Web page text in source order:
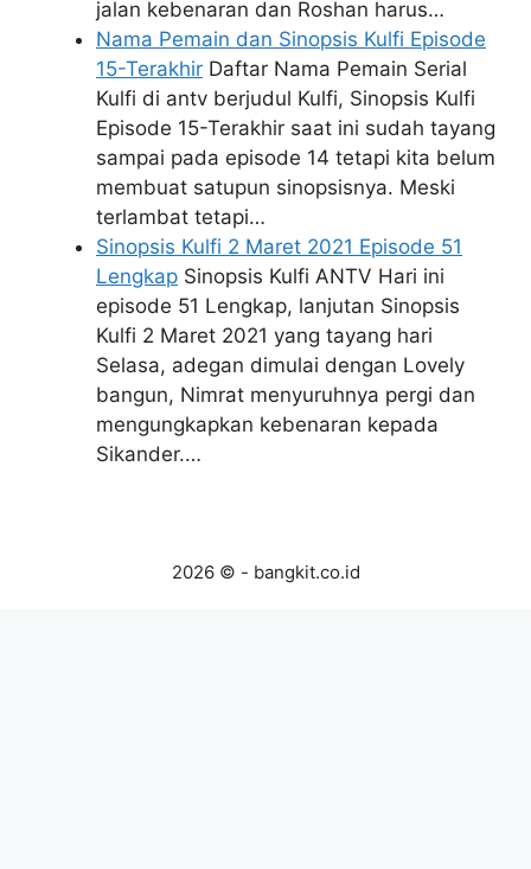
jalan kebenaran dan Roshan harus…
Nama Pemain dan Sinopsis Kulfi Episode
15-Terakhir Daftar Nama Pemain Serial
Kulfi di antv berjudul Kulfi, Sinopsis Kulfi
Episode 15-Terakhir saat ini sudah tayang
sampai pada episode 14 tetapi kita belum
membuat satupun sinopsisnya. Meski
terlambat tetapi…
Sinopsis Kulfi 2 Maret 2021 Episode 51
Lengkap Sinopsis Kulfi ANTV Hari ini
episode 51 Lengkap, lanjutan Sinopsis
Kulfi 2 Maret 2021 yang tayang hari
Selasa, adegan dimulai dengan Lovely
bangun, Nimrat menyuruhnya pergi dan
mengungkapkan kebenaran kepada
Sikander.…
2026 © - bangkit.co.id